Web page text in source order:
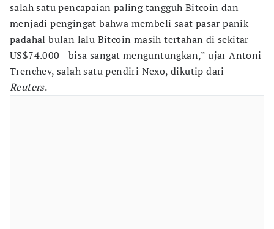
salah satu pencapaian paling tangguh Bitcoin dan
menjadi pengingat bahwa membeli saat pasar panik—
padahal bulan lalu Bitcoin masih tertahan di sekitar
US$74.000—bisa sangat menguntungkan,” ujar Antoni
Trenchev, salah satu pendiri Nexo, dikutip dari
Reuters.